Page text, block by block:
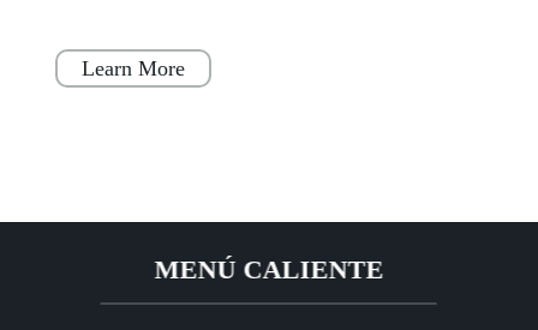
simple, fast, and flex
Learn More
MENÚ CALIENTE